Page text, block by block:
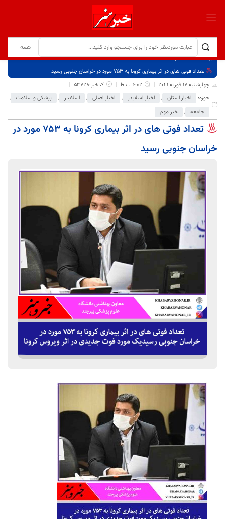
برگ نخست
نوشته‌ها
تعداد فوتی های در اثر بیماری کرونا به 753 مورد در خراسان جنوبی رسید
چهارشنبه 17 فوریه 2021
4:02 ب.ظ
کدخبر:53728
حوزه:
اخبار استان , اخبار اسلایدر , اخبار اصلی , اسلایدر , پزشکی و سلامت ,
جامعه , خبر مهم
تعداد فوتی های در اثر بیماری کرونا به 753 مورد در
خراسان جنوبی رسید